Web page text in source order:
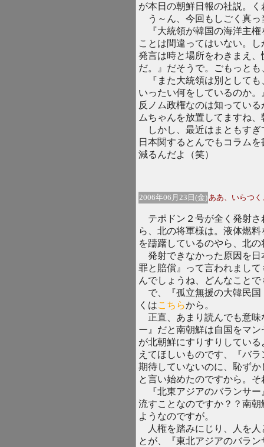
が本日の朝鮮日報の社説。く
う～ん、今回もしごく真っ
『大統領が韓国の海洋主権
ことは間違ってはいない。
発言は時と場所をわきまえ
だ。』だそうで。ごもっと
『また大統領は別としても
いったい何をしているのか
反ノム政権なのは知ってい
ムちゃんを放置してますね
しかし、最近はまともすぎ
日本関するとんでもコラム
減るんだよ（笑）
2006年06月23日(金)ああ、いらつ
テポドン２号が全く発射さ
ら、北の将軍様は。液体燃
を躊躇しているのやら、北の
発射できなかった原因を日
罪と賠償』って言われまし
んでしょうね、どんなこと
で、『孤立無援の大韓民国
くはこちらから。
正直、あまり読んでも意味
ー』だと南朝鮮は自国をマ
が北朝鮮にすりすりしてい
えてほしいものです、『バ
期待していないのに、恥ず
と言い始めたのですから。
『北東アジアのバランサー
流すことなのですか？？南
ようなのですが。
人権を踏みにじり、人を人
とが、『東北アジアのバラ